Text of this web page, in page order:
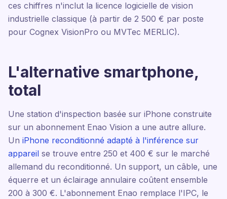
ces chiffres n'inclut la licence logicielle de vision
industrielle classique (à partir de 2 500 € par poste
pour Cognex VisionPro ou MVTec MERLIC).
L'alternative smartphone,
total
Une station d'inspection basée sur iPhone construite
sur un abonnement Enao Vision a une autre allure.
Un iPhone reconditionné adapté à l'inférence sur
appareil se trouve entre 250 et 400 € sur le marché
allemand du reconditionné. Un support, un câble, une
équerre et un éclairage annulaire coûtent ensemble
200 à 300 €. L'abonnement Enao remplace l'IPC, le